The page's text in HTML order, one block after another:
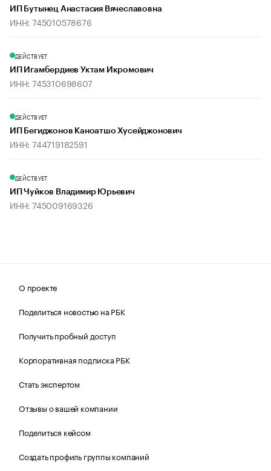
ИП Бутынец Анастасия Вячеславовна
ИНН: 745010578676
ДЕЙСТВУЕТ
ИП Игамбердиев Уктам Икромович
ИНН: 745310698607
ДЕЙСТВУЕТ
ИП Бегиджонов Каноатшо Хусейджонович
ИНН: 744719182591
ДЕЙСТВУЕТ
ИП Чуйков Владимир Юрьевич
ИНН: 745009169326
О проекте
Поделиться новостью на РБК
Получить пробный доступ
Корпоративная подписка РБК
Стать экспертом
Отзывы о вашей компании
Поделиться кейсом
Создать профиль группы компаний